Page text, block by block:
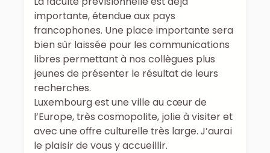
importante, étendue aux pays
francophones. Une place importante sera
bien sûr laissée pour les communications
libres permettant à nos collègues plus
jeunes de présenter le résultat de leurs
recherches.
Luxembourg est une ville au cœur de
l’Europe, très cosmopolite, jolie à visiter et
avec une offre culturelle très large. J’aurai
le plaisir de vous y accueillir.